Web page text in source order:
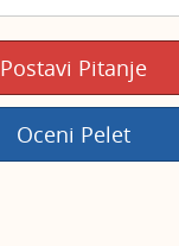
Postavi Pitanje
Oceni Pelet